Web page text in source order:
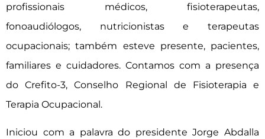
profissionais médicos, fisioterapeutas,
fonoaudiólogos, nutricionistas e terapeutas
ocupacionais; também esteve presente, pacientes,
familiares e cuidadores. Contamos com a presença
do Crefito-3, Conselho Regional de Fisioterapia e
Terapia Ocupacional.
Iniciou com a palavra do presidente Jorge Abdalla